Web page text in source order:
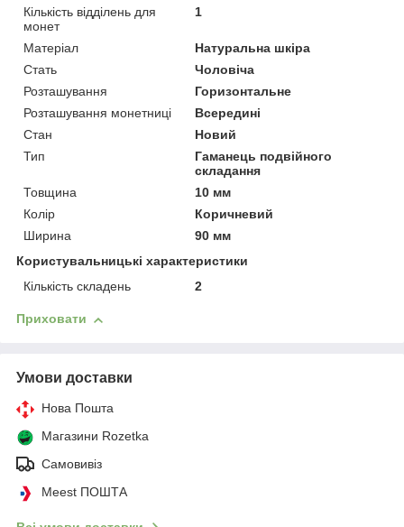
Кількість відділень для
монет
1
Матеріал
Натуральна шкіра
Стать
Чоловіча
Розташування
Горизонтальне
Розташування монетниці
Всередині
Стан
Новий
Тип
Гаманець подвійного
складання
Товщина
10 мм
Колір
Коричневий
Ширина
90 мм
Користувальницькі характеристики
Кількість складень
2
Приховати
Умови доставки
Нова Пошта
Магазини Rozetka
Самовивіз
Meest ПОШТА